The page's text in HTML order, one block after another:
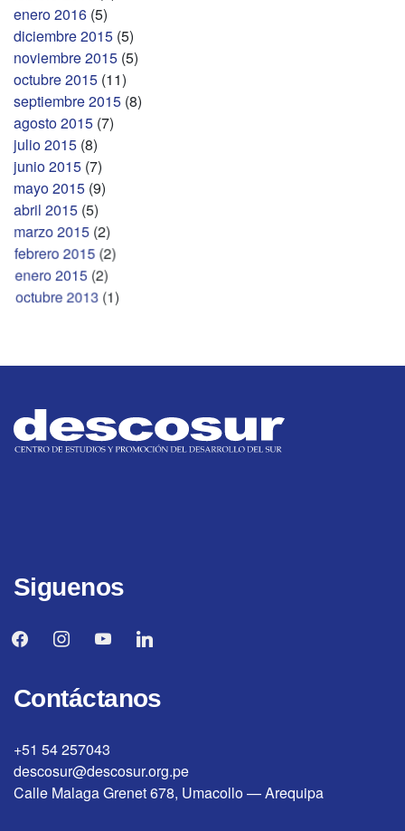
enero 2016 (5)
diciembre 2015 (5)
noviembre 2015 (5)
octubre 2015 (11)
septiembre 2015 (8)
agosto 2015 (7)
julio 2015 (8)
junio 2015 (7)
mayo 2015 (9)
abril 2015 (5)
marzo 2015 (2)
febrero 2015 (2)
enero 2015(2)
octubre 2013(1)
Siguenos
facebookinstagramyoutubelinkedin
Contáctanos
+51 54 257043
descosur@descosur.org.pe
Calle Malaga Grenet 678, Umacollo — Arequipa